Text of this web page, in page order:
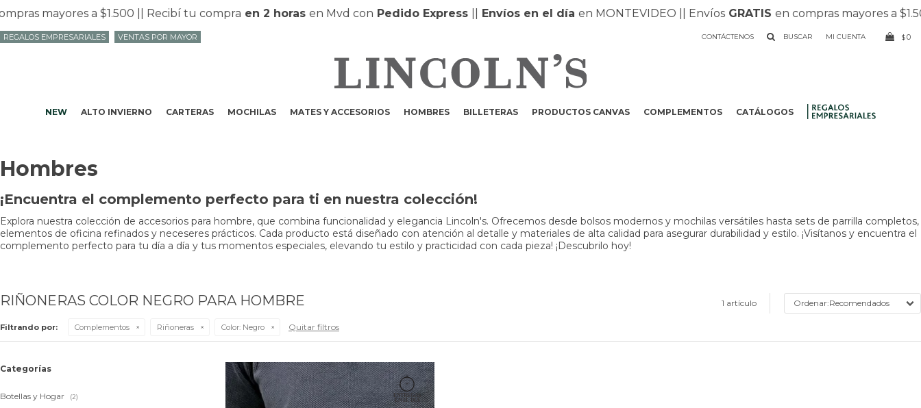
mayores a $1.500 || Recibí tu compraen 2 horasen Mvd conPedido Express||Envíos en el díaen MONTEVIDEO || EnvíosGRATISen compras mayores a $1.500
NEW ALTO INVIERNO CARTERAS MOCHILAS MATES Y ACCESORIOS HOMBRES BILLETERAS PRODUCTOS CANVAS COMPLEMENTOS CATÁLOGOS
CONTÁCTENOS $0
REGALOS EMPRESARIALES VENTAS POR MAYOR
Hombres
¡Encuentra el complemento perfecto para ti en nuestra colección!
Explora nuestra colección de accesorios para hombre, que combina funcionalidad y elegancia Lincoln's. Ofrecemos desde bolsos modernos y mochilas versátiles hasta sets de parrilla completos,
elementos de oficina refinados y neceseres prácticos. Cada producto está diseñado con atención al detalle y materiales de alta calidad para asegurar durabilidad y estilo. ¡Visítanos y encuentra el
complemento perfecto para tu día a día y tus momentos especiales, elevando tu estilo y practicidad con cada pieza! ¡Descubrilo hoy!
RIÑONERAS COLOR NEGRO PARA HOMBRE 1 artículo Recomendados
Filtrando por: Complementos Riñoneras Color: Negro Quitar filtros
Categorías
Botellas y Hogar (2)